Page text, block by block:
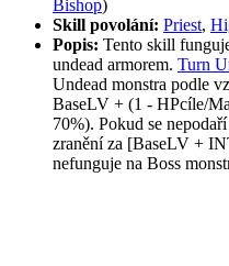
Bishop)
Skill povolání: Priest,
Popis: Tento skill
undead armorem. Turn
Undead monstra podle
BaseLV + (1 - HPcíle/
70%). Pokud se
zranění za [BaseLV +
nefunguje na Boss